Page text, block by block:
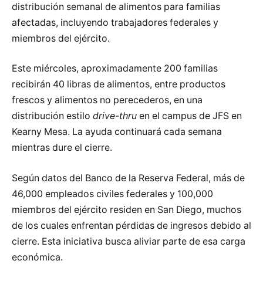
distribución semanal de alimentos para familias
afectadas, incluyendo trabajadores federales y
miembros del ejército.
Este miércoles, aproximadamente 200 familias
recibirán 40 libras de alimentos, entre productos
frescos y alimentos no perecederos, en una
distribución estilo drive-thru en el campus de JFS en
Kearny Mesa. La ayuda continuará cada semana
mientras dure el cierre.
Según datos del Banco de la Reserva Federal, más de
46,000 empleados civiles federales y 100,000
miembros del ejército residen en San Diego, muchos
de los cuales enfrentan pérdidas de ingresos debido al
cierre. Esta iniciativa busca aliviar parte de esa carga
económica.